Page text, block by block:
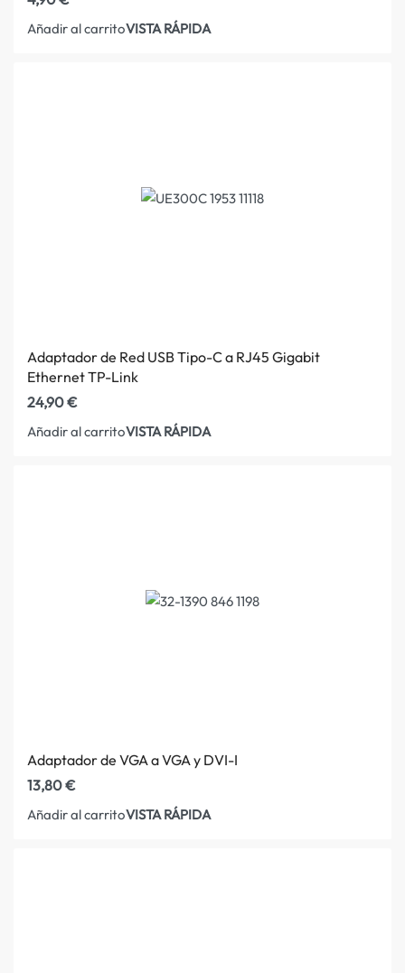
Añadir al carritoVISTA RÁPIDA
Adaptador de Red USB Tipo-C a RJ45 Gigabit
Ethernet TP-Link
24,90€
Añadir al carritoVISTA RÁPIDA
Adaptador de VGA a VGA y DVI-I
13,80€
Añadir al carritoVISTA RÁPIDA